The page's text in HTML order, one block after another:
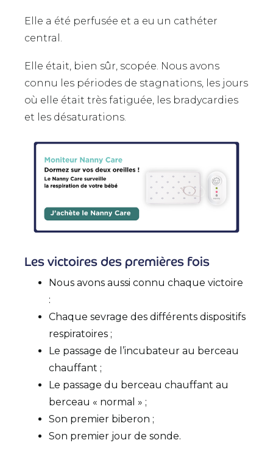
Elle a été perfusée et a eu un cathéter
central.
Elle était, bien sûr, scopée. Nous avons
connu les périodes de stagnations, les jours
où elle était très fatiguée, les bradycardies
et les désaturations.
Les victoires des premières fois
Nous avons aussi connu chaque victoire
:
Chaque sevrage des différents dispositifs
respiratoires ;
Le passage de l’incubateur au berceau
chauffant ;
Le passage du berceau chauffant au
berceau « normal » ;
Son premier biberon ;
Son premier jour de sonde.